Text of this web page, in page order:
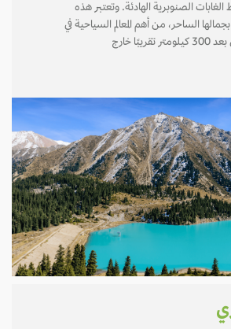
الصنوبرية الهادئة. وتعتبر هذه
الساحر، من أهم المعالم السياحية في